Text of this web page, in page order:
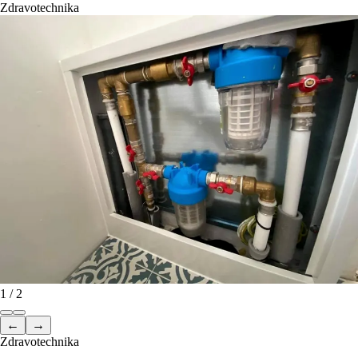
Zdravotechnika
1 / 2
←
→
Zdravotechnika